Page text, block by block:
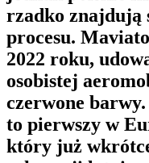
rzadko znajdują
procesu.
2022 roku,
osobistej
czerwone
to pierwszy w
który już